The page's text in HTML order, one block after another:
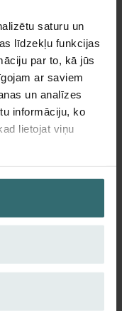
saturu un
līdzekļu funkcijas
par to, kā jūs
ar saviem
un analīzes
informāciju, ko
lietojat viņu
ka varat
neļaujot kaimiņa
filtri, kuru sastāvā ir
un ziedputekšņu
ir smaržojošs
Tad jūs,
intensitāti, lai
Zehnder Fresh Scent